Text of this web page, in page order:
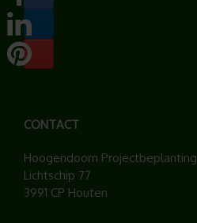
CONTACT
Hoogendoorn Projectbeplanting
Lichtschip 77
3991 CP Houten